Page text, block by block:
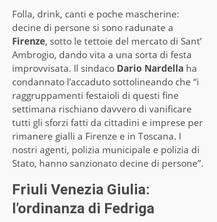
Folla, drink, canti e poche mascherine:
decine di persone si sono radunate a
Firenze, sotto le tettoie del mercato di Sant’
Ambrogio, dando vita a una sorta di festa
improvvisata. Il sindaco Dario Nardella ha
condannato l’accaduto sottolineando che “i
raggruppamenti festaioli di questi fine
settimana rischiano davvero di vanificare
tutti gli sforzi fatti da cittadini e imprese per
rimanere gialli a Firenze e in Toscana. I
nostri agenti, polizia municipale e polizia di
Stato, hanno sanzionato decine di persone”.
Friuli Venezia Giulia:
l’ordinanza di Fedriga